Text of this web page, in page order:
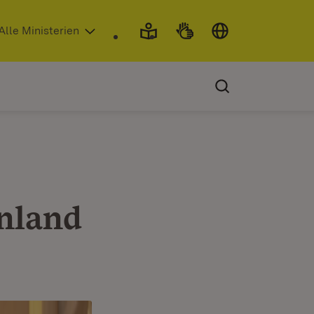
neuem Fenster)
Ministerien